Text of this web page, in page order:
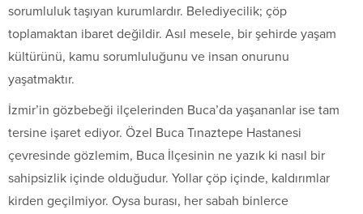
sorumluluk taşıyan kurumlardır. Belediyecilik; çöp
toplamaktan ibaret değildir. Asıl mesele, bir şehirde yaşam
kültürünü, kamu sorumluluğunu ve insan onurunu
yaşatmaktır.
İzmir’in gözbebeği ilçelerinden Buca’da yaşananlar ise tam
tersine işaret ediyor. Özel Buca Tınaztepe Hastanesi
çevresinde gözlemim, Buca İlçesinin ne yazık ki nasıl bir
sahipsizlik içinde olduğudur. Yollar çöp içinde, kaldırımlar
kirden geçilmiyor. Oysa burası, her sabah binlerce